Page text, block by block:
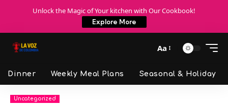
Unlock the Magic of Your kitchen with Our Cookbook!
Explore More
Aa
Dinner Weekly Meal Plans Seasonal & Holiday
Uncategorized